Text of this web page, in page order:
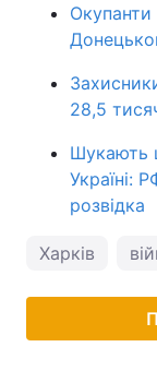
28,5
Шукають
Україні:
розвідка
Харків